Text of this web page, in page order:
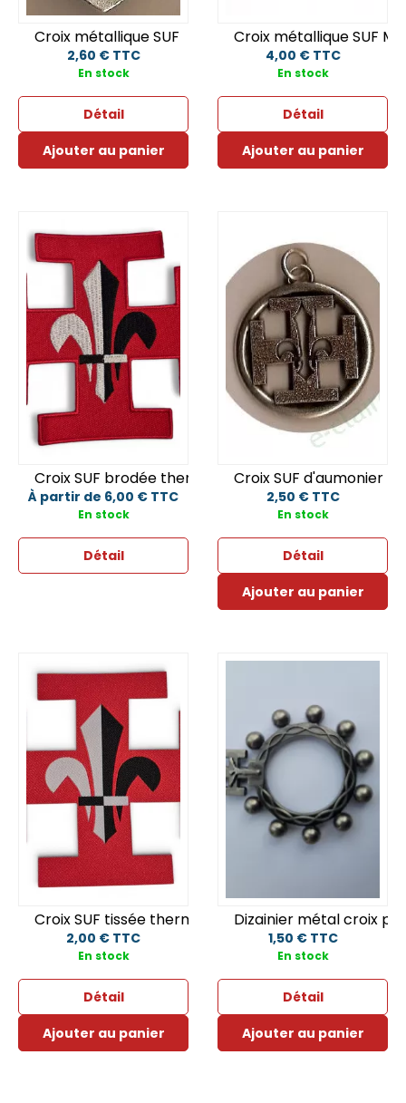
Croix métallique SUF
2,60 € TTC
En stock
Détail
Ajouter au panier
Croix métallique SUF
4,00 € TTC
En stock
Détail
Ajouter au panier
Croix SUF brodée thermocollante
À partir de 6,00 € TTC
En stock
Détail
Croix SUF d'aumonier
2,50 € TTC
En stock
Détail
Ajouter au panier
Croix SUF tissée thermocollante - 10 x 10 cm
2,00 € TTC
En stock
Détail
Ajouter au panier
Dizainier métal croix
1,50 € TTC
En stock
Détail
Ajouter au panier